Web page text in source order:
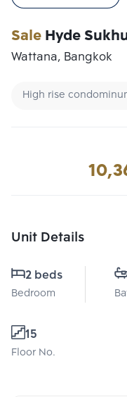
SaleHyde
Wattana, Bangkok
High rise
Unit Details
2 beds
Bedroom
15
Floor No.